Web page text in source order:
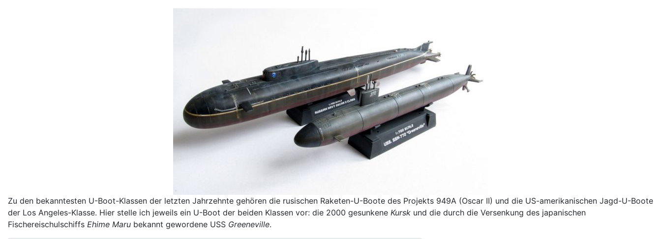
Zu den bekanntesten U-Boot-Klassen der letzten Jahrzehnte gehören die rusischen Raketen-U-Boote des Projekts 949A (Oscar II) und die US-amerikanischen Jagd-U-Boote
der Los Angeles-Klasse. Hier stelle ich jeweils ein U-Boot der beiden Klassen vor: die 2000 gesunkene Kursk und die durch die Versenkung des japanischen
Fischereischulschiffs Ehime Maru bekannt gewordene USS Greeneville.